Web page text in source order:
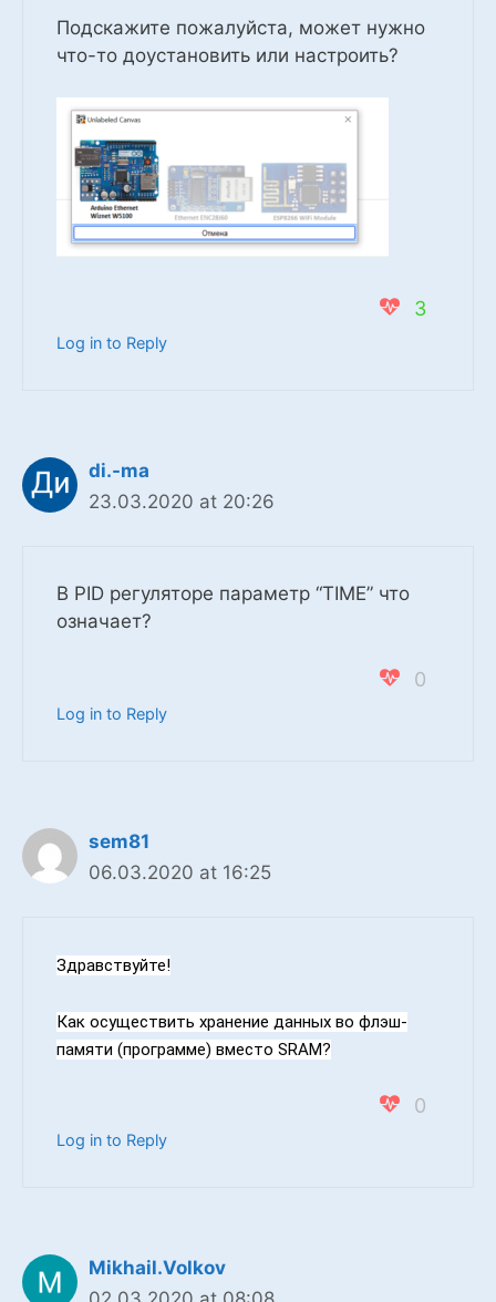
Подскажите пожалуйста, может нужно
что-то доустановить или настроить?
3
Log in to Reply
di.-ma
23.03.2020 at 20:26
В PID регуляторе параметр “TIME” что
означает?
0
Log in to Reply
sem81
06.03.2020 at 16:25
Здравствуйте!
Как осуществить хранение данных во флэш-
памяти (программе) вместо SRAM?
0
Log in to Reply
Mikhail.Volkov